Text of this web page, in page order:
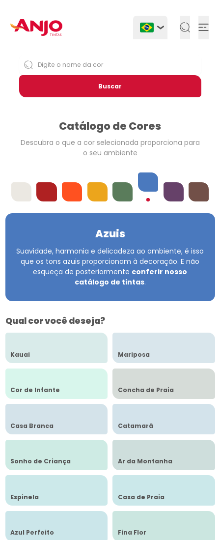
Buscar
Catálogo de Cores
Descubra o que a cor selecionada proporciona para
o seu ambiente
OffwhitesVermelhosLaranjasAmarelosVerdes
Azuis
Violetas
Azuis
Suavidade, harmonia e delicadeza ao ambiente, é isso
que os tons azuis proporcionam à decoração. E não
esqueça de posteriormente conferir nosso
catálogo de tintas.
Qual cor você deseja?
Kauai Mariposa
Cor de Infante Concha de Praia
Casa Branca Catamarã
Sonho de Criança Ar da Montanha
Espinela Casa de Praia
Azul Perfeito Fina Flor